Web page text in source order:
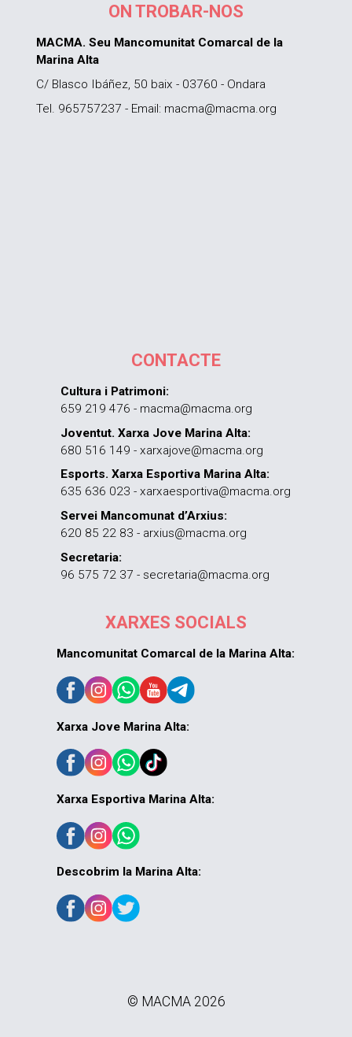
ON TROBAR-NOS
MACMA. Seu Mancomunitat Comarcal de la
Marina Alta
C/ Blasco Ibáñez, 50 baix - 03760 - Ondara
Tel. 965757237 - Email: macma@macma.org
CONTACTE
Cultura i Patrimoni:
659 219 476 - macma@macma.org
Joventut. Xarxa Jove Marina Alta:
680 516 149 - xarxajove@macma.org
Esports. Xarxa Esportiva Marina Alta:
635 636 023 - xarxaesportiva@macma.org
Servei Mancomunat d’Arxius:
620 85 22 83 - arxius@macma.org
Secretaria:
96 575 72 37 - secretaria@macma.org
XARXES SOCIALS
Mancomunitat Comarcal de la Marina Alta:
Xarxa Jove Marina Alta:
Xarxa Esportiva Marina Alta:
Descobrim la Marina Alta:
© MACMA 2026